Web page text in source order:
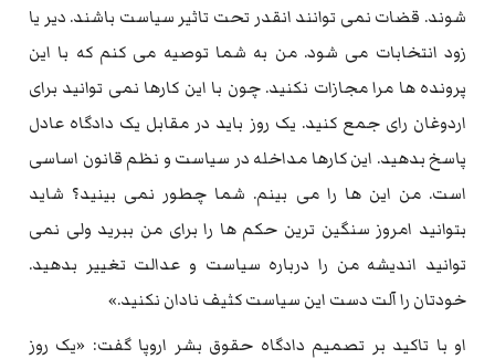
شوند. قضات نمی توانند انقدر تحت تاثیر سیاست باشند. دیر یا
زود انتخابات می شود. من به شما توصیه می کنم که با این
پرونده ها مرا مجازات نکنید. چون با این کارها نمی توانید برای
اردوغان رای جمع کنید. یک روز باید در مقابل یک دادگاه عادل
پاسخ بدهید. این کارها مداخله در سیاست و نظم قانون اساسی
است. من این ها را می بینم. شما چطور نمی بینید؟ شاید
بتوانید امروز سنگین ترین حکم ها را برای من ببرید ولی نمی
توانید اندیشه من را درباره سیاست و عدالت تغییر بدهید.
خودتان را آلت دست این سیاست کثیف نادان نکنید.»
او با تاکید بر تصمیم دادگاه حقوق بشر اروپا گفت: «یک روز